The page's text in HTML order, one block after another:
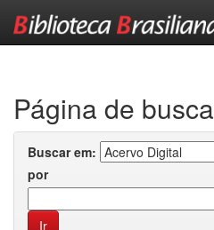
Página de busca
Buscar em:
por